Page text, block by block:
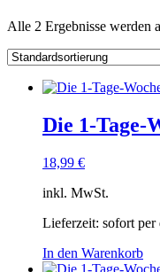
Alle 2 Ergebnisse werden
Die 1-Tage-
18,99 €
inkl. MwSt.
Lieferzeit: sofort per
In den Warenkorb